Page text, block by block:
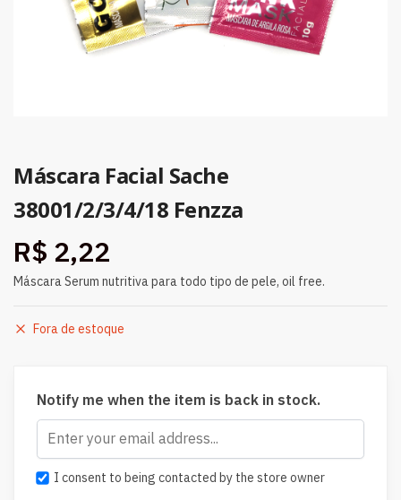
Máscara Facial Sache
38001/2/3/4/18 Fenzza
R$ 2,22
Máscara Serum nutritiva para todo tipo de pele, oil free.
Fora de estoque
Notify me when the item is back in stock.
I consent to being contacted by the store owner